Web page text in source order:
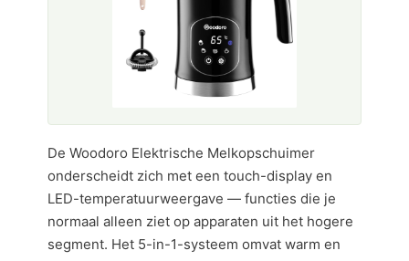
De Woodoro Elektrische Melkopschuimer
onderscheidt zich met een touch-display en
LED-temperatuurweergave — functies die je
normaal alleen ziet op apparaten uit het hogere
segment. Het 5-in-1-systeem omvat warm en